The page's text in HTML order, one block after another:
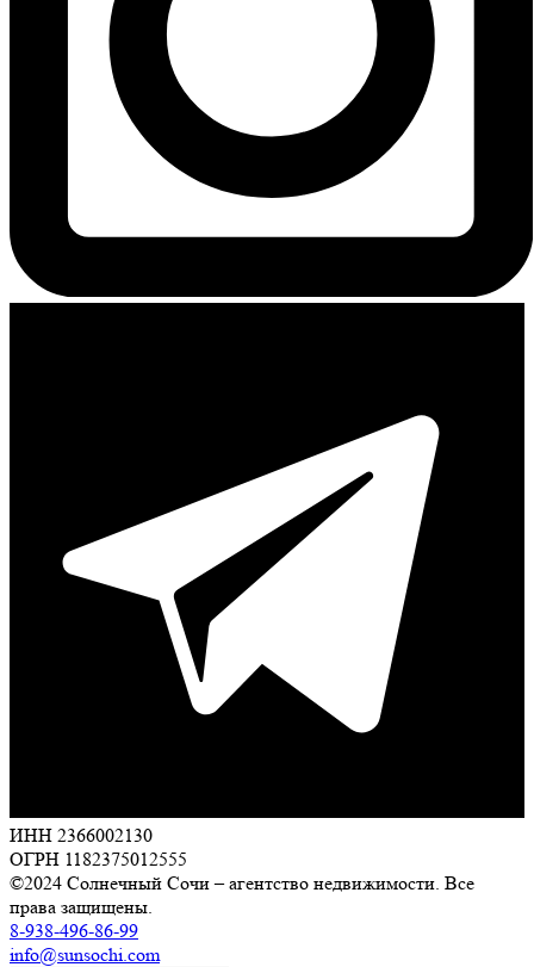
ИНН 2366002130
ОГРН 1182375012555
©2024 Солнечный Сочи – агентство недвижимости. Все
права защищены.
8-938-496-86-99
info@sunsochi.com